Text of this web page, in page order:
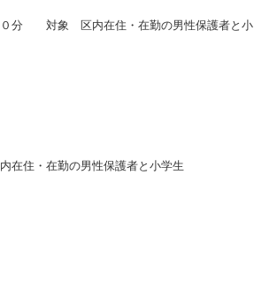
０分 対象 区内在住・在勤の男性保護者と小
住・在勤の男性保護者と小学生